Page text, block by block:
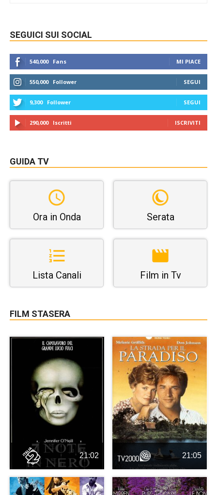
SEGUICI SUI SOCIAL
540,000 Fans MI PIACE
550,000 Follower SEGUI
9,300 Follower SEGUI
290,000 Iscritti ISCRIVITI
GUIDA TV
Ora in Onda Serata
Lista Canali Film in Tv
FILM STASERA
21:02 21:05